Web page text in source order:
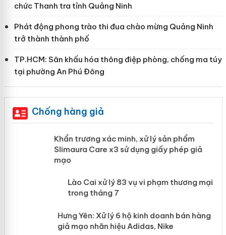
chức Thanh tra tỉnh Quảng Ninh
Phát động phong trào thi đua chào mừng Quảng Ninh
trở thành thành phố
TP.HCM: Sân khấu hóa thông điệp phòng, chống ma túy
tại phường An Phú Đông
Chống hàng giả
Khẩn trương xác minh, xử lý sản phẩm
Slimaura Care x3 sử dụng giấy phép giả
mạo
Lào Cai xử lý 83 vụ vi phạm thương
mại trong tháng 7